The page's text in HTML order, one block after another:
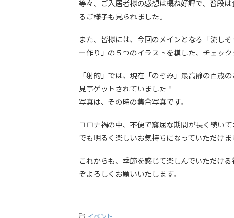
等々、ご入居者様の感想は概ね好評で、普段
るご様子も見られました。
また、皆様には、今回のメインとなる「流し
ー作り」の５つのイラストを模した、チェッ
「射的」では、現在「のぞみ」最高齢の百歳
見事ゲットされていました！
写真は、その時の集合写真です。
コロナ禍の中、不便で窮屈な期間が長く続い
でも明るく楽しいお気持ちになっていただけま
これからも、季節を感じて楽しんでいただけ
ぞよろしくお願いいたします。
-イベント